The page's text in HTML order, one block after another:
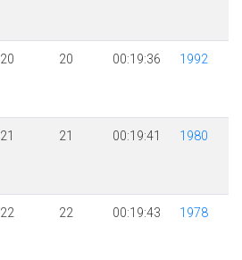
20 20 00:19:36 1992
21 21 00:19:41 1980
22 22 00:19:43 1978